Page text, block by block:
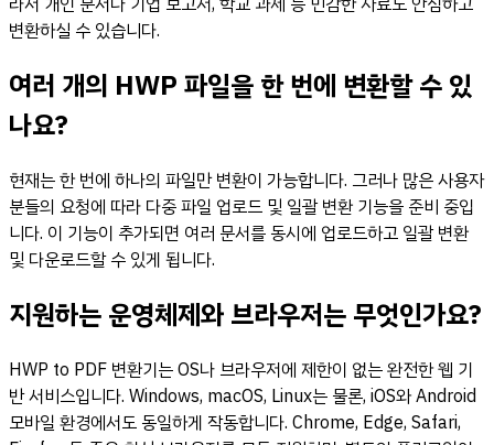
변환하실 수 있습니다.
여러 개의 HWP 파일을 한 번에 변환할 수 있
나요?
현재는 한 번에 하나의 파일만 변환이 가능합니다. 그러나 많은 사용자
분들의 요청에 따라 다중 파일 업로드 및 일괄 변환 기능을 준비 중입
니다. 이 기능이 추가되면 여러 문서를 동시에 업로드하고 일괄 변환
및 다운로드할 수 있게 됩니다.
지원하는 운영체제와 브라우저는 무엇인가요?
HWP to PDF 변환기는 OS나 브라우저에 제한이 없는 완전한 웹 기
반 서비스입니다. Windows, macOS, Linux는 물론, iOS와 Android
모바일 환경에서도 동일하게 작동합니다. Chrome, Edge, Safari,